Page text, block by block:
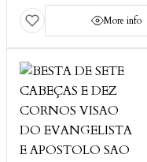
More info